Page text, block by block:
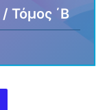
Τόμος ΄Β